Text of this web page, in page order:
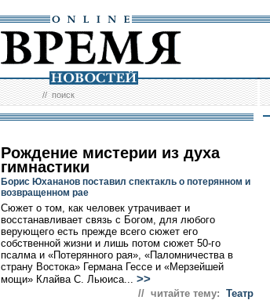
//поиск
Рождение мистерии из духа
гимнастики
Борис Юхананов поставил спектакль о потерянном и
возвращенном рае
Сюжет о том, как человек утрачивает и
восстанавливает связь с Богом, для любого
верующего есть прежде всего сюжет его
собственной жизни и лишь потом сюжет 50-го
псалма и «Потерянного рая», «Паломничества в
страну Востока» Германа Гессе и «Мерзейшей
мощи» Клайва С. Льюиса... >>
// читайте тему: Театр